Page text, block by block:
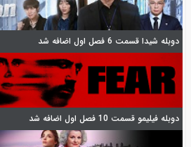
دوبله شیدا قسمت 6 فصل اول اضافه شد
دوبله فیلیمو قسمت 10 فصل اول اضافه شد